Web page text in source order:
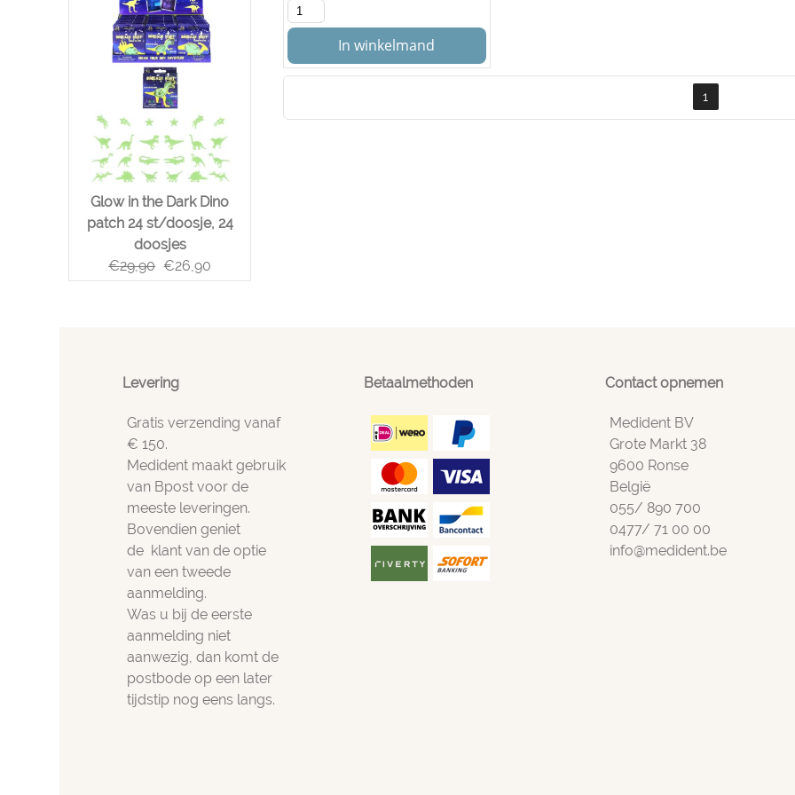
Glow in the Dark Dino
patch 24 st/doosje, 24
doosjes
€29,90 €26,90
In winkelmand
1
Levering
Gratis verzending vanaf
€ 150.
Medident maakt gebruik
van Bpost voor de
meeste leveringen.
Bovendien geniet
de klant van de optie
van een tweede
aanmelding.
Was u bij de eerste
aanmelding niet
aanwezig, dan komt de
postbode op een later
tijdstip nog eens langs.
Betaalmethoden Contact opnemen
Medident BV
Grote Markt 38
9600 Ronse
België
055/ 890 700
0477/ 71 00 00
info@medident.be